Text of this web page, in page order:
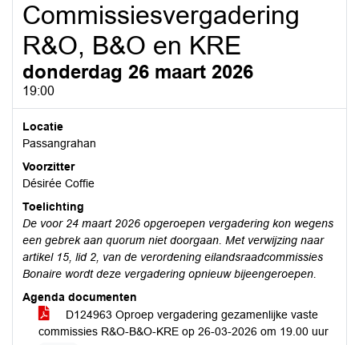
Commissiesvergadering
R&O, B&O en KRE
donderdag 26 maart 2026
19:00
Locatie
Passangrahan
Voorzitter
Désirée Coffie
Toelichting
De voor 24 maart 2026 opgeroepen vergadering kon wegens
een gebrek aan quorum niet doorgaan. Met verwijzing naar
artikel 15, lid 2, van de verordening eilandsraadcommissies
Bonaire wordt deze vergadering opnieuw bijeengeroepen.
Agenda documenten
D124963 Oproep vergadering gezamenlijke vaste
commissies R&O-B&O-KRE op 26-03-2026 om 19.00 uur